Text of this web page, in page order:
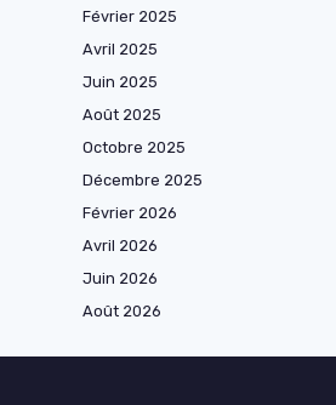
Février 2025
Avril 2025
Juin 2025
Août 2025
Octobre 2025
Décembre 2025
Février 2026
Avril 2026
Juin 2026
Août 2026